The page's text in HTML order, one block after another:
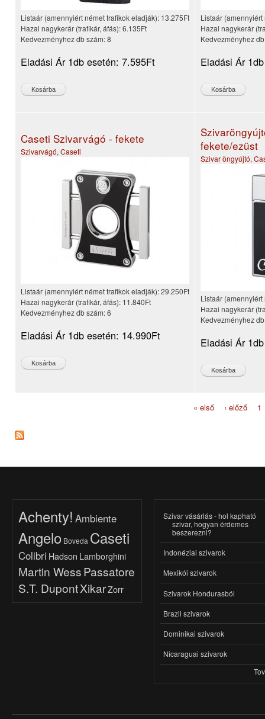
Listaár (amennyiért német trafikok eladják): 13.275Ft
Hazai nagykerár (trafikár, áfás):6.135Ft
Kedvezményhez db szám:8
Eladási Ár 1db esetén: 7.595Ft
Listaár
Hazai nagykerár
Kedvezményhez
Eladási Ár
Caseti Szivarvágó - fekete
Szivarvágó, Caseti
Listaár (amennyiért német trafikok eladják):29.250Ft
Hazai nagykerár (trafikár, áfás): 11.840Ft
Kedvezményhez db szám:6
Eladási Ár 1db esetén: 14.990Ft
fekete/ezüst
Szivar öngyújtó,
Listaár
Hazai nagykerár
Kedvezményhez
Eladási Ár
« első ‹ előző 1
Achenty! Ambiente
Angelo Boveda Caseti
Colibri Hadson Lamborghini
Martin WessPassatore
S.T. DupontXikarZorr
Szivar vásárlás - hol kapható
szivar, hogyan érdemes
beszerezni?
Indonéziai szivarok
Mexikói szivarok
Szivarok Hondurasból
Brazil szivarok
Dominikai szivarok
Nicaraguai szivarok